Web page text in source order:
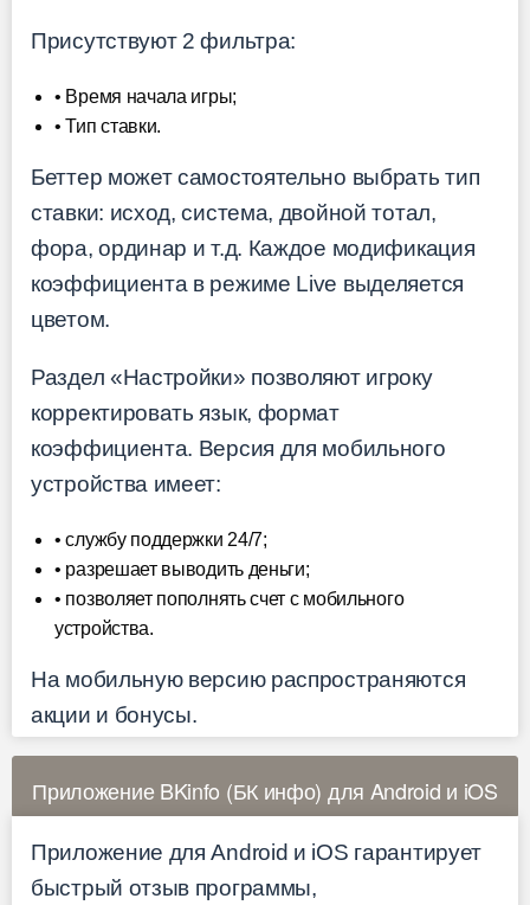
Присутствуют 2 фильтра:
• Время начала игры;
• Тип ставки.
Беттер может самостоятельно выбрать тип
ставки: исход, система, двойной тотал,
фора, ординар и т.д. Каждое модификация
коэффициента в режиме Live выделяется
цветом.
Раздел «Настройки» позволяют игроку
корректировать язык, формат
коэффициента. Версия для мобильного
устройства имеет:
• службу поддержки 24/7;
• разрешает выводить деньги;
• позволяет пополнять счет с мобильного
устройства.
На мобильную версию распространяются
акции и бонусы.
Приложение BKinfo (БК инфо) для Android и iOS
Приложение для Android и iOS гарантирует
быстрый отзыв программы,